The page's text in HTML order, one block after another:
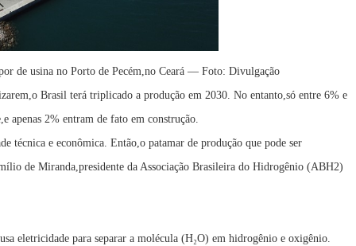
de usina no Porto de Pecém,no Ceará — Foto: Divulgação
Brasil terá triplicado a produção em 2030. No entanto,só entre 6% e
apenas 2% entram de fato em construção.
técnica e econômica. Então,o patamar de produção que pode ser
de Miranda,presidente da Associação Brasileira do Hidrogênio (ABH2)
eletricidade para separar a molécula (H₂O) em hidrogênio e oxigênio.